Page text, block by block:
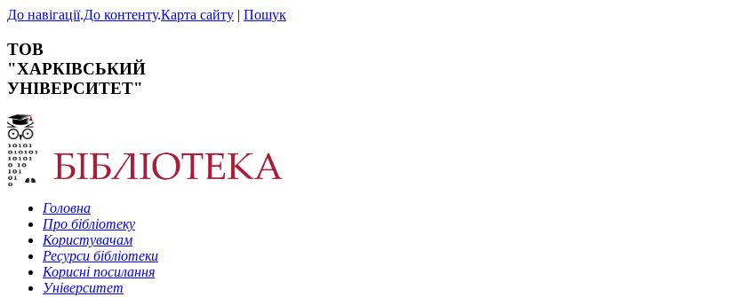
До навігації.До контенту.Карта сайту | Пошук
ТОВ
"ХАРКІВСЬКИЙ
УНІВЕРСИТЕТ"
Головна
Про бібліотеку
Користувачам
Ресурси бібліотеки
Корисні посилання
Університет